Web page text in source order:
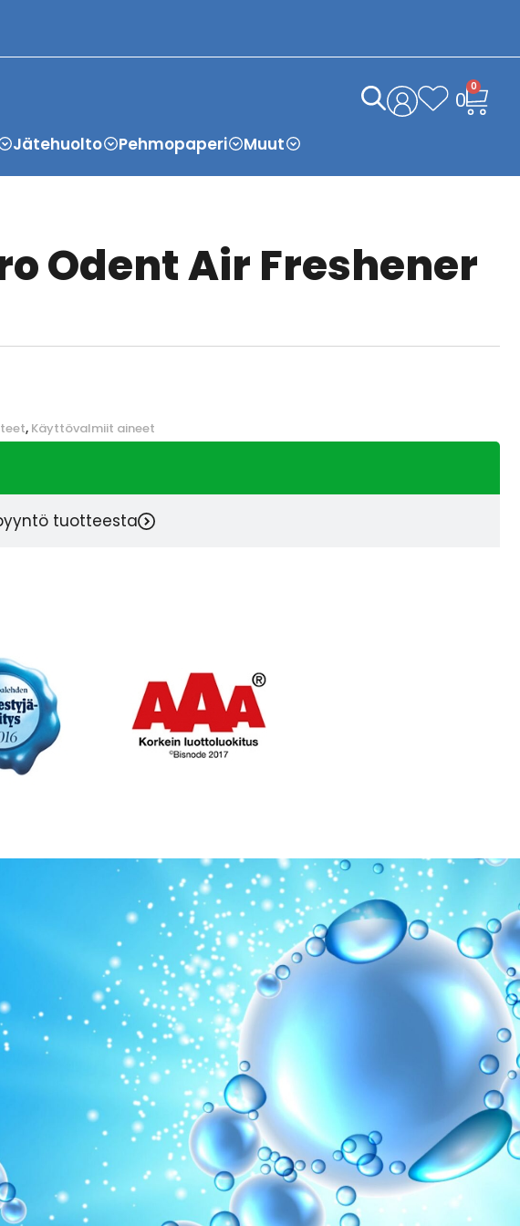
0
0
Jätehuolto Pehmopaperi Muut
Odent Air Freshener
, Käyttövalmiit aineet
tuotteesta